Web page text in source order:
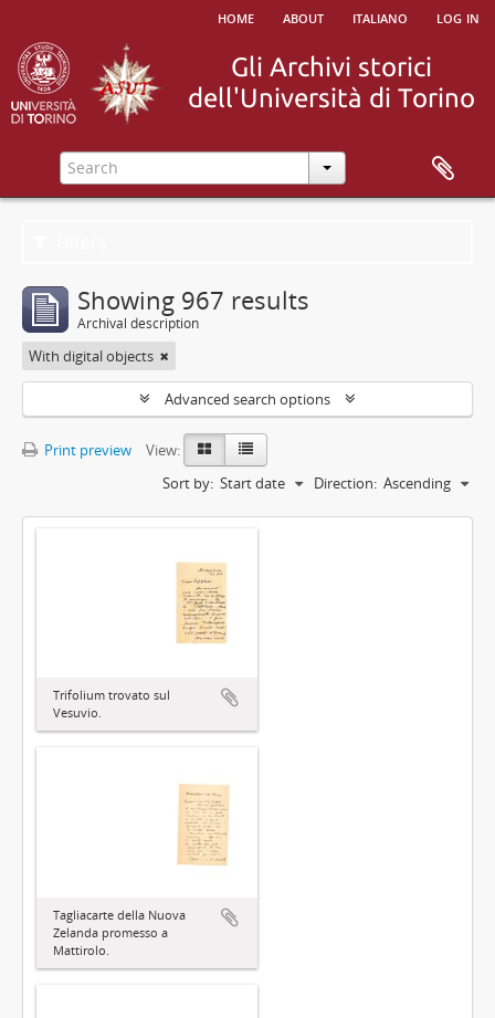
home about italiano log in
Showing 967 results
Archival description
With digital objects
Advanced search options
Print preview
View:
Sort by: Start date Direction: Ascending
Trifolium trovato sul
Vesuvio.
Tagliacarte della Nuova
Zelanda promesso a
Mattirolo.